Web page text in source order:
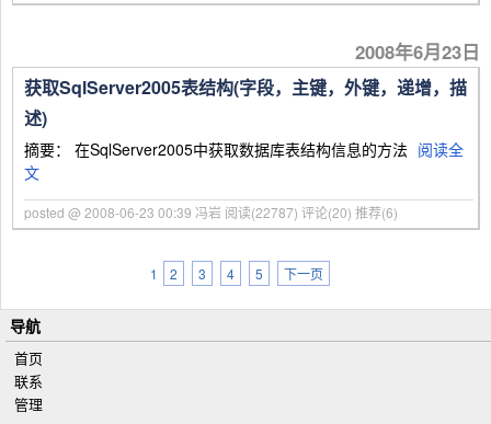
2008年6月23日
获取SqlServer2005表结构(字段，主键，外键，递增，描
述)
摘要： 在SqlServer2005中获取数据库表结构信息的方法 阅读全
文
posted @ 2008-06-23 00:39 冯岩 阅读(22787) 评论(20) 推荐(6)
1 2 3 4 5 下一页
导航
首页
联系
管理